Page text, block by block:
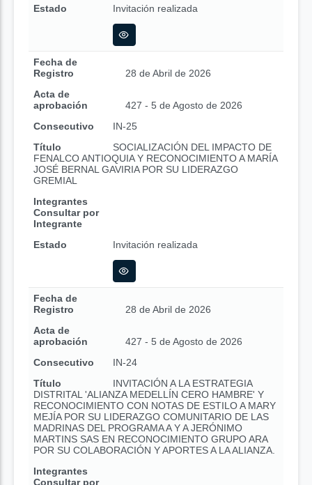
Estado
Invitación realizada
Fecha de
Registro
28 de Abril de 2026
Acta de
aprobación
427 - 5 de Agosto de 2026
Consecutivo
IN-25
Título
SOCIALIZACIÓN DEL IMPACTO DE
FENALCO ANTIOQUIA Y RECONOCIMIENTO A MARÍA
JOSÉ BERNAL GAVIRIA POR SU LIDERAZGO
GREMIAL
Integrantes
Consultar por
Integrante
Estado
Invitación realizada
Fecha de
Registro
28 de Abril de 2026
Acta de
aprobación
427 - 5 de Agosto de 2026
Consecutivo
IN-24
Título
INVITACIÓN A LA ESTRATEGIA
DISTRITAL 'ALIANZA MEDELLÍN CERO HAMBRE' Y
RECONOCIMIENTO CON NOTAS DE ESTILO A MARY
MEJÍA POR SU LIDERAZGO COMUNITARIO DE LAS
MADRINAS DEL PROGRAMA A Y A JERÓNIMO
MARTINS SAS EN RECONOCIMIENTO GRUPO ARA
POR SU COLABORACIÓN Y APORTES A LA ALIANZA.
Integrantes
Consultar por